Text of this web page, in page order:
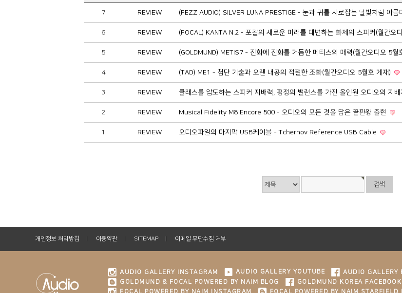
7 REVIEW (FEZZ AUDIO) SILVER LUNA PRESTIGE - 눈과 귀를 사로잡는 달빛처럼 아
6 REVIEW (FOCAL) KANTA N.2 - 포칼의 새로운 미래를 대변하는 화제의 스피커(월간오
5 REVIEW (GOLDMUND) METIS7 - 진화에 진화를 거듭한 메티스의 매력(월간오디오 5월
4 REVIEW (TAD) ME1 - 첨단 기술과 오랜 내공의 적절한 조화(월간오디오 5월호 게재)
3 REVIEW 클래스를 압도하는 스피커 지배력, 평정의 밸런스를 가진 올인원 오디오의 지
2 REVIEW Musical Fidelity M8 Encore 500 - 오디오의 모든 것을 담은 끝판왕 출현
1 REVIEW 오디오파일의 마지막 USB케이블 - Tchernov Reference USB Cable
개인정보 처리방침 이용약관 SITEMAP 이메일 무단수집 거부
AUDIO GALLERY INSTAGRAM AUDIO GALLERY YOUTUBE AUDIO GALLERY
GOLDMUND & FOCAL POWERED BY NAIM BLOG
GOLDMUND KOREA FACEBOOK
FOCAL POWERED BY NAIM INSTAGRAM
FOCAL POWERED BY NAIM STARFIELD